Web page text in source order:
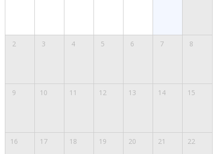
2 3 4 5 6 7 8
9 10 11 12 13 14 15
16 17 18 19 20 21 22